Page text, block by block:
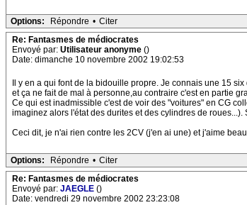
Options: Répondre • Citer
Re: Fantasmes de médiocrates
Envoyé par: Utilisateur anonyme ()
Date: dimanche 10 novembre 2002 19:02:53
Il y en a qui font de la bidouille propre. Je connais une 15
et ça ne fait de mal à personne,au contraire c'est en partie
Ce qui est inadmissible c'est de voir des "voitures" en CG
imaginez alors l'état des durites et des cylindres de
Ceci dit, je n'ai rien contre les 2CV (j'en ai une) et j'aime
Options: Répondre • Citer
Re: Fantasmes de médiocrates
Envoyé par: JAEGLE ()
Date: vendredi 29 novembre 2002 23:23:08